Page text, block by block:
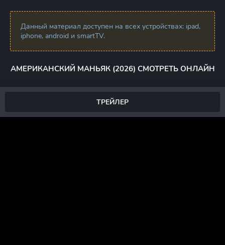
Данный материал доступен на всех устройствах: ipad,
iphone, android и smartTV.
АМЕРИКАНСКИЙ МАНЬЯК (2026) СМОТРЕТЬ ОНЛАЙН
ТРЕЙЛЕР